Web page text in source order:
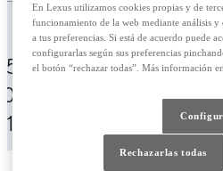
€ /mes49 meses
€
TAE: 10,02%
€
En Lexus utilizamos cookies propias y de
funcionamiento de la web mediante análisis
a tus preferencias. Si está de acuerdo puede
configurarlas según sus preferencias
el botón “rechazar todas”. Más información
Rechazarlas todas